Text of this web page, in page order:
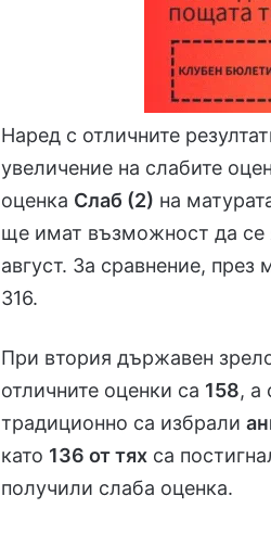
Наред с отличните
увеличение на слабите
оценка Слаб (2) на
ще имат възможност да се
август. За сравнение, през
316.
При втория държавен
отличните оценки са 158, а
традиционно са избрали
като 136 от тях са
получили слаба оценка.